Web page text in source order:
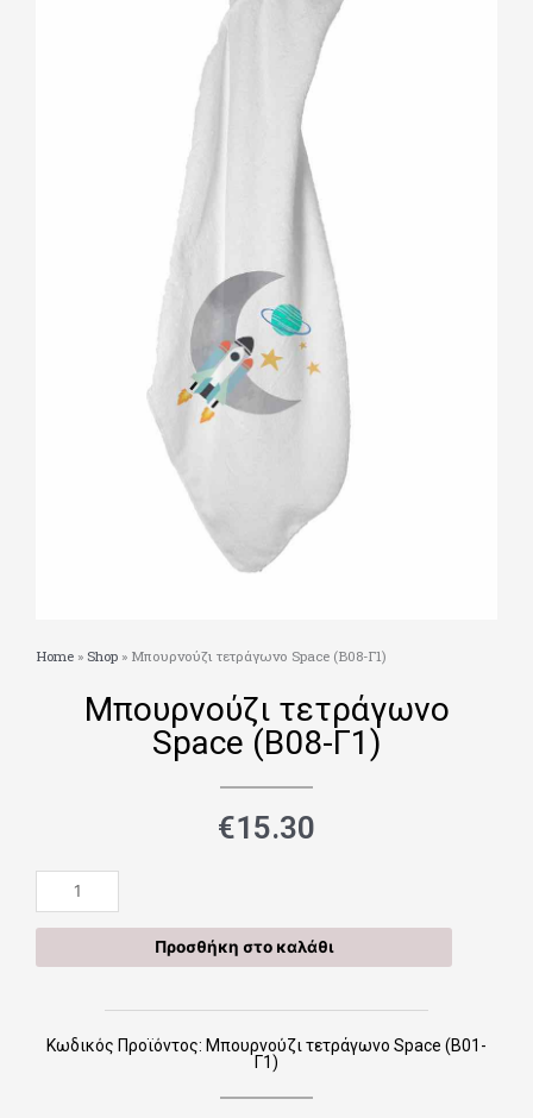
Home » Shop » Μπουρνούζι τετράγωνο Space (Β08-Γ1)
Μπουρνούζι τετράγωνο
Space (Β08-Γ1)
€15.30
Μπουρνούζι
τετράγωνο
Space (Β08-
Προσθήκη στο καλάθι
Κωδικός Προϊόντος: Μπουρνούζι τετράγωνο Space (Β01-
Γ1)